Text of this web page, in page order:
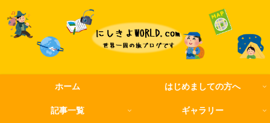
ホーム はじめましての方へ
記事一覧 ギャラリー